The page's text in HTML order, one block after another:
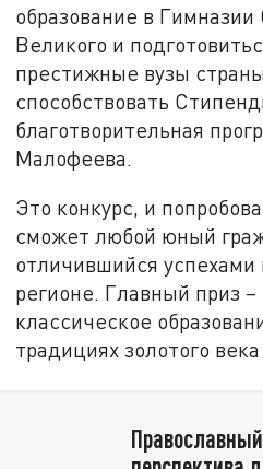
образование в
Великого и
престижные вузы
способствовать
благотворительная
Малофеева.
Это конкурс, и
сможет любой юный
отличившийся
регионе. Главный приз
классическое
традициях золотого